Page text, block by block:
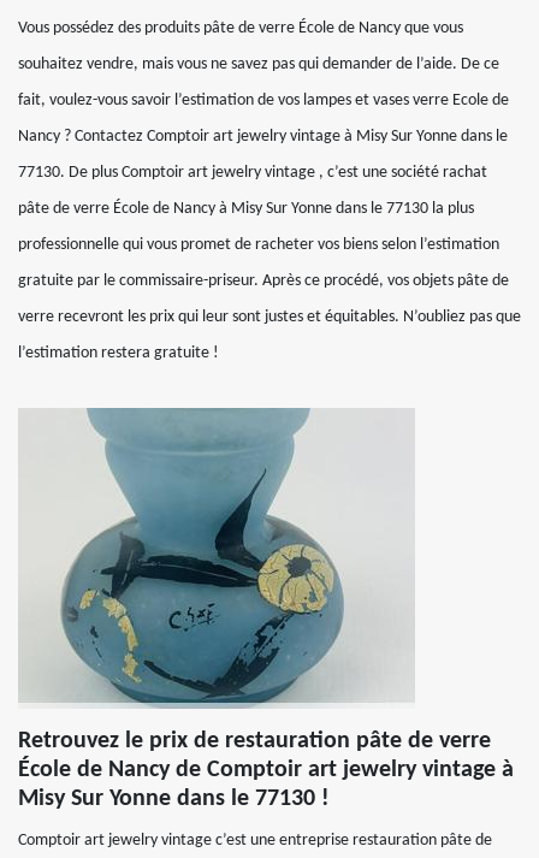
Vous possédez des produits pâte de verre École de Nancy que vous
souhaitez vendre, mais vous ne savez pas qui demander de l’aide. De ce
fait, voulez-vous savoir l’estimation de vos lampes et vases verre Ecole de
Nancy ? Contactez Comptoir art jewelry vintage à Misy Sur Yonne dans le
77130. De plus Comptoir art jewelry vintage , c’est une société rachat
pâte de verre École de Nancy à Misy Sur Yonne dans le 77130 la plus
professionnelle qui vous promet de racheter vos biens selon l’estimation
gratuite par le commissaire-priseur. Après ce procédé, vos objets pâte de
verre recevront les prix qui leur sont justes et équitables. N’oubliez pas que
l’estimation restera gratuite !
Retrouvez le prix de restauration pâte de verre
École de Nancy de Comptoir art jewelry vintage à
Misy Sur Yonne dans le 77130 !
Comptoir art jewelry vintage c’est une entreprise restauration pâte de